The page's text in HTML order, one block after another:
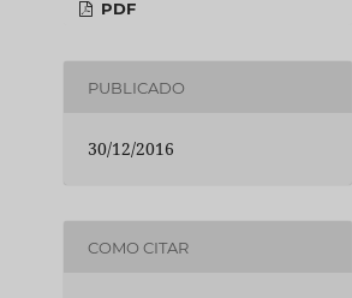
PDF
PUBLICADO
30/12/2016
COMO CITAR